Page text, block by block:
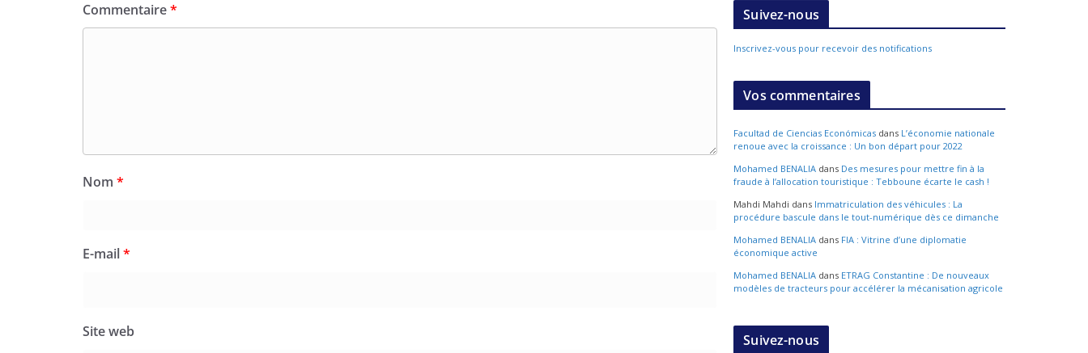
Commentaire*
Nom *
E-mail*
Site web
Suivez-nous
Inscrivez-vous pour recevoir des notifications
Vos commentaires
Facultad de Ciencias Económicas dans L’économie nationale
renoue avec la croissance : Un bon départ pour 2022
Mohamed BENALIA dans Des mesures pour mettre fin à la
fraude à l’allocation touristique : Tebboune écarte le cash !
Mahdi Mahdi dans Immatriculation des véhicules : La
procédure bascule dans le tout-numérique dès ce dimanche
Mohamed BENALIA dans FIA : Vitrine d’une diplomatie
économique active
Mohamed BENALIA dans ETRAG Constantine : De nouveaux
modèles de tracteurs pour accélérer la mécanisation agricole
Suivez-nous